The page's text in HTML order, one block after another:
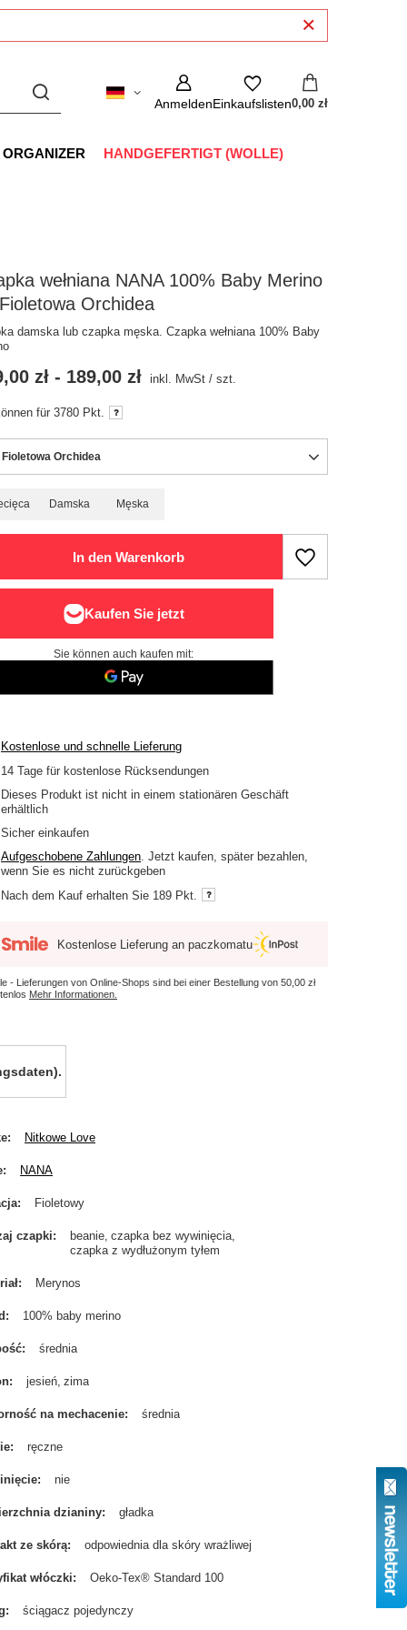
AnmeldenEinkaufslisten0,00 zł
HANDGEFERTIGT (WOLLE)
wełniana NANA 100% Baby Merino
Orchidea
damska lub czapka męska. Czapka wełniana 100% Baby
Fioletowa Orchidea
Damska Męska
zł - 189,00 zł inkl. MwSt /szt.
für3780 Pkt.
In den Warenkorb
Sie können auch kaufen mit:
Kostenlose und schnelle Lieferung
14 Tage für kostenlose Rücksendungen
Dieses Produkt ist nicht in einem stationären Geschäft
erhältlich
Sicher einkaufen
Aufgeschobene Zahlungen. Jetzt kaufen, später bezahlen,
wenn Sie es nicht zurückgeben
Nach dem Kauf erhalten Sie 189 Pkt.
Kostenlose Lieferung an paczkomatu
- Lieferungen von Online-Shops sind bei einer Bestellung von50,00 zł
Mehr Informationen.
Nitkowe Love
NANA
Fioletowy
czapki beanie czapka bez wywinięcia
czapka z wydłużonym tyłem
Merynos
100% baby merino
średnia
jesień zima
na mechacenie średnia
ręczne
nie
dzianiny gładka
ze skórą odpowiednia dla skóry wrażliwej
włóczki Oeko-Tex® Standard 100
ściągacz pojedynczy